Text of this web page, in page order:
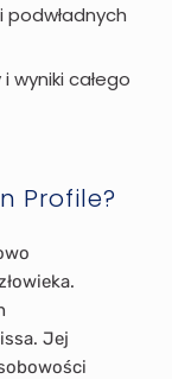
wyniki całego
Profile?
Jej